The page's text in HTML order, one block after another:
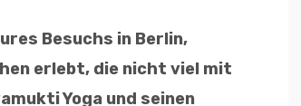
Besuchs in Berlin,
erlebt, die nicht viel mit
Yoga und seinen